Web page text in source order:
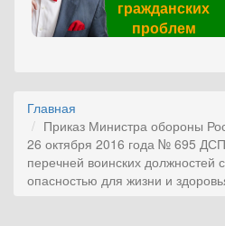
гражданских
проблем
Главная
Приказ Министра обороны
26 октября 2016 года № 695
перечней воинских должностей
опасностью для жизни и